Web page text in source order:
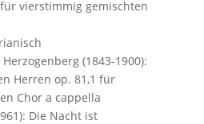
vierstimmig gemischten
(1843-1900):
Herren op. 81,1 für
Chor a cappella
Die Nacht ist